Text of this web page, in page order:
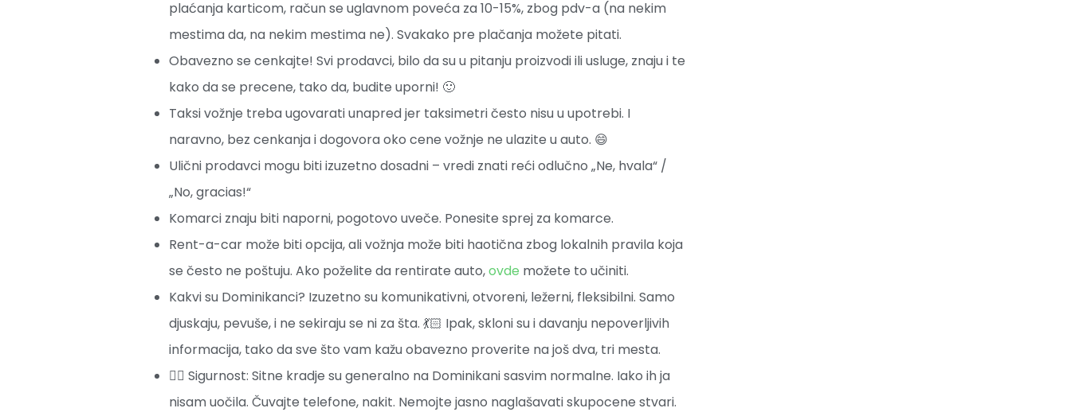
plaćanja karticom, račun se uglavnom poveća za 10-15%, zbog pdv-a (na nekim
mestima da, na nekim mestima ne). Svakako pre plačanja možete pitati.
Obavezno se cenkajte! Svi prodavci, bilo da su u pitanju proizvodi ili usluge, znaju i te
kako da se precene, tako da, budite uporni! 🙂
Taksi vožnje treba ugovarati unapred jer taksimetri često nisu u upotrebi. I
naravno, bez cenkanja i dogovora oko cene vožnje ne ulazite u auto. 😄
Ulični prodavci mogu biti izuzetno dosadni – vredi znati reći odlučno „Ne, hvala“ /
„No, gracias!“
Komarci znaju biti naporni, pogotovo uveče. Ponesite sprej za komarce.
Rent-a-car može biti opcija, ali vožnja može biti haotična zbog lokalnih pravila koja
se često ne poštuju. Ako poželite da rentirate auto,ovde možete to učiniti.
Kakvi su Dominikanci? Izuzetno su komunikativni, otvoreni, ležerni, fleksibilni. Samo
djuskaju, pevuše, i ne sekiraju se ni za šta. 💃🏻 Ipak, skloni su i davanju nepoverljivih
informacija, tako da sve što vam kažu obavezno proverite na još dva, tri mesta.
👉🏼 Sigurnost: Sitne kradje su generalno na Dominikani sasvim normalne. Iako ih ja
nisam uočila. Čuvajte telefone, nakit. Nemojte jasno naglašavati skupocene stvari.